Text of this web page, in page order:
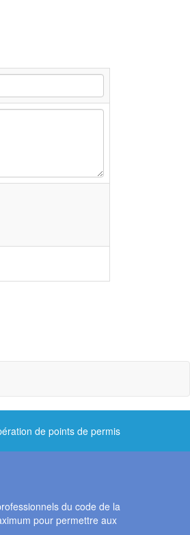
de points de permis
du code de la
pour permettre aux